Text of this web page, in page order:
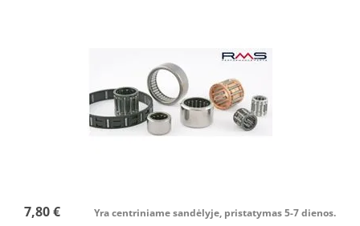
7,80 € Yra centriniame sandėlyje, pristatymas 5-7 dienos.